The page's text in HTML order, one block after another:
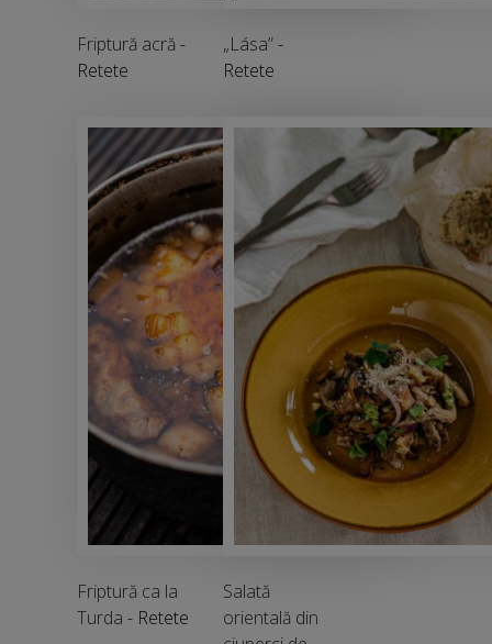
Friptură acră -
Retete
„Lása”-
Retete
Friptură ca la
Turda - Retete
Salată
orientală din